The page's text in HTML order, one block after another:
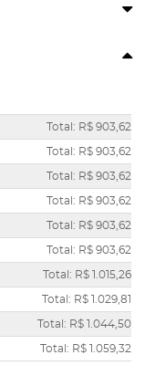
Total: R$ 903,62
Total: R$ 903,62
Total: R$ 903,62
Total: R$ 903,62
Total: R$ 903,62
Total: R$ 903,62
Total: R$ 1.015,26
Total: R$ 1.029,81
Total: R$ 1.044,50
Total: R$ 1.059,32